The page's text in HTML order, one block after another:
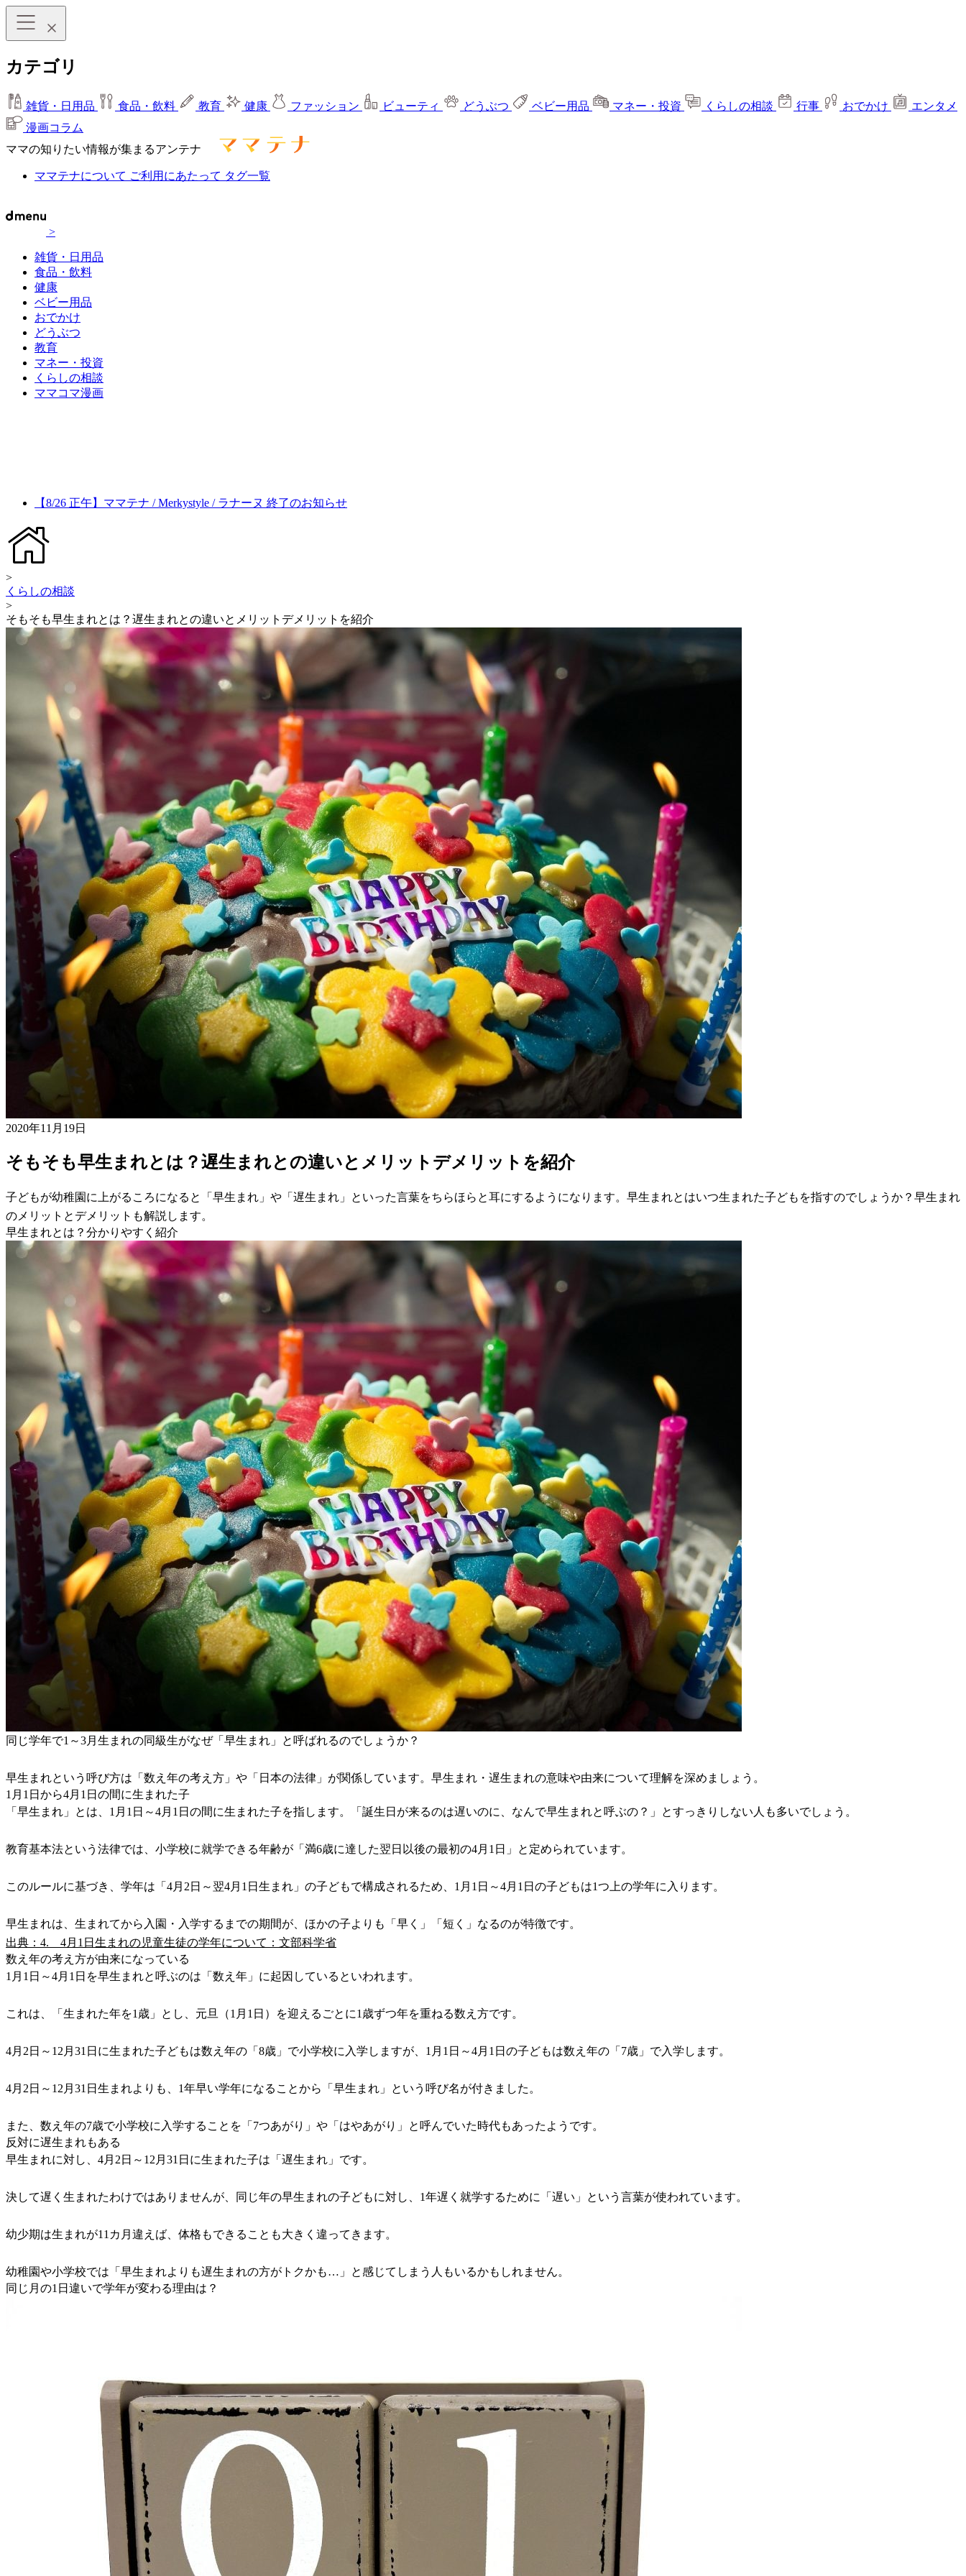
カテゴリ
雑貨・日用品 食品・飲料 教育 健康 ファッション ビューティ どうぶつ ベビー用品 マネー・投資 くらしの相談 行事 おでかけ
エンタメ
漫画コラム
ママの知りたい情報が集まるアンテナ
ママテナについて ご利用にあたって タグ一覧
>
雑貨・日用品
食品・飲料
健康
ベビー用品
おでかけ
どうぶつ
教育
マネー・投資
くらしの相談
ママコマ漫画
【8/26 正午】ママテナ / Merkystyle / ラナーヌ 終了のお知らせ
>
くらしの相談
>
そもそも早生まれとは？遅生まれとの違いとメリットデメリットを紹介
2020年11月19日
そもそも早生まれとは？遅生まれとの違いとメリットデメリットを紹介
子どもが幼稚園に上がるころになると「早生まれ」や「遅生まれ」といった言葉をちらほらと耳にするようになります。早生まれとはいつ生まれた子どもを指すのでしょうか？早生まれ
のメリットとデメリットも解説します。
早生まれとは？分かりやすく紹介
同じ学年で1～3月生まれの同級生がなぜ「早生まれ」と呼ばれるのでしょうか？
早生まれという呼び方は「数え年の考え方」や「日本の法律」が関係しています。早生まれ・遅生まれの意味や由来について理解を深めましょう。
1月1日から4月1日の間に生まれた子
「早生まれ」とは、1月1日～4月1日の間に生まれた子を指します。「誕生日が来るのは遅いのに、なんで早生まれと呼ぶの？」とすっきりしない人も多いでしょう。
教育基本法という法律では、小学校に就学できる年齢が「満6歳に達した翌日以後の最初の4月1日」と定められています。
このルールに基づき、学年は「4月2日～翌4月1日生まれ」の子どもで構成されるため、1月1日～4月1日の子どもは1つ上の学年に入ります。
早生まれは、生まれてから入園・入学するまでの期間が、ほかの子よりも「早く」「短く」なるのが特徴です。
出典：4. 4月1日生まれの児童生徒の学年について：文部科学省
数え年の考え方が由来になっている
1月1日～4月1日を早生まれと呼ぶのは「数え年」に起因しているといわれます。
これは、「生まれた年を1歳」とし、元旦（1月1日）を迎えるごとに1歳ずつ年を重ねる数え方です。
4月2日～12月31日に生まれた子どもは数え年の「8歳」で小学校に入学しますが、1月1日～4月1日の子どもは数え年の「7歳」で入学します。
4月2日～12月31日生まれよりも、1年早い学年になることから「早生まれ」という呼び名が付きました。
また、数え年の7歳で小学校に入学することを「7つあがり」や「はやあがり」と呼んでいた時代もあったようです。
反対に遅生まれもある
早生まれに対し、4月2日～12月31日に生まれた子は「遅生まれ」です。
決して遅く生まれたわけではありませんが、同じ年の早生まれの子どもに対し、1年遅く就学するために「遅い」という言葉が使われています。
幼少期は生まれが11カ月違えば、体格もできることも大きく違ってきます。
幼稚園や小学校では「早生まれよりも遅生まれの方がトクかも…」と感じてしまう人もいるかもしれません。
同じ月の1日違いで学年が変わる理由は？